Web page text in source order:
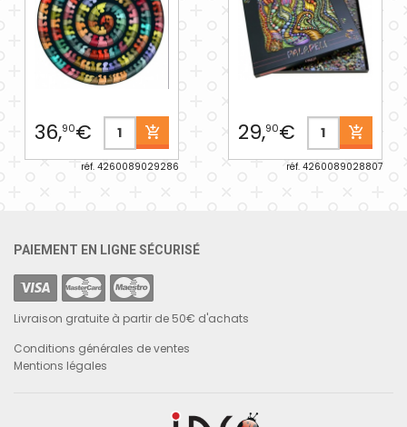
36,90€
réf. 4260089029286
29,90€
réf. 4260089028807
PAIEMENT EN LIGNE SÉCURISÉ
Livraison gratuite à partir de 50€ d'achats
Conditions générales de ventes
Mentions légales